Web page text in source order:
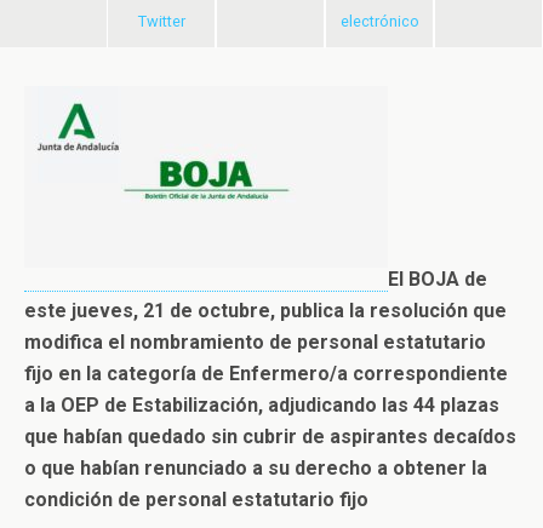
Twitter
electrónico
El BOJA de
este jueves, 21 de octubre, publica la resolución que
modifica el nombramiento de personal estatutario
fijo en la categoría de Enfermero/a correspondiente
a la OEP de Estabilización, adjudicando las 44 plazas
que habían quedado sin cubrir de aspirantes decaídos
o que habían renunciado a su derecho a obtener la
condición de personal estatutario fijo